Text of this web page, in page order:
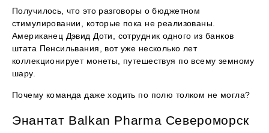
Получилось, что это разговоры о бюджетном
стимулировании, которые пока не реализованы.
Американец Дэвид Доти, сотрудник одного из банков
штата Пенсильвания, вот уже несколько лет
коллекционирует монеты, путешествуя по всему земному
шару.
Почему команда даже ходить по полю толком не могла?
Энантат Balkan Pharma Североморск